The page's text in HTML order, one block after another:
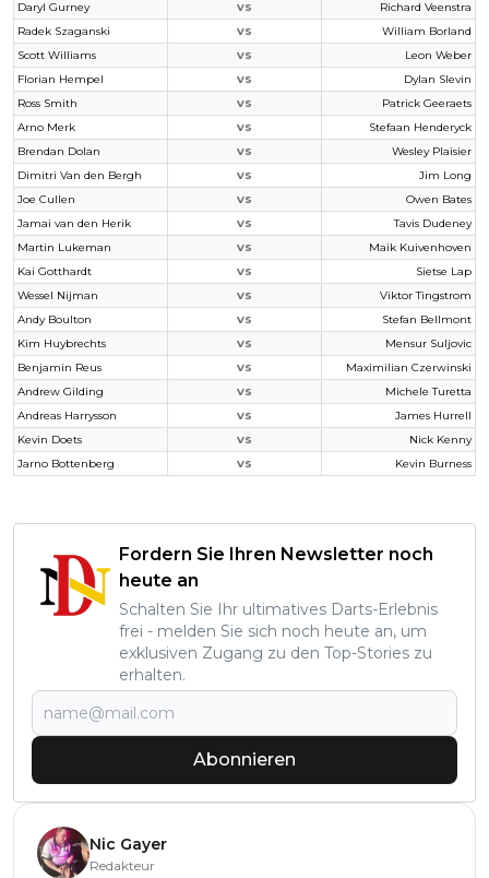
Daryl Gurney VS
Richard Veenstra
Radek Szaganski
VS
William Borland
Scott Williams
VS
Leon Weber
Florian Hempel
VS
Dylan Slevin
Ross Smith
VS
Patrick Geeraets
Arno Merk
VS
Stefaan Henderyck
Brendan Dolan
VS
Wesley Plaisier
Dimitri Van den Bergh
VS
Jim Long
Joe Cullen
VS
Owen Bates
Jamai van den Herik
VS
Tavis Dudeney
Martin Lukeman
VS
Maik Kuivenhoven
Kai Gotthardt
VS
Sietse Lap
Wessel Nijman
VS
Viktor Tingstrom
Andy Boulton
VS
Stefan Bellmont
Kim Huybrechts
VS
Mensur Suljovic
Benjamin Reus
VS
Maximilian Czerwinski
Andrew Gilding
VS
Michele Turetta
Andreas Harrysson
VS
James Hurrell
Kevin Doets
VS
Nick Kenny
Jarno Bottenberg
VS Kevin Burness
Fordern Sie Ihren Newsletter noch
heute an
Schalten Sie Ihr ultimatives Darts-Erlebnis
frei - melden Sie sich noch heute an, um
exklusiven Zugang zu den Top-Stories zu
erhalten.
Abonnieren
Nic Gayer
Redakteur